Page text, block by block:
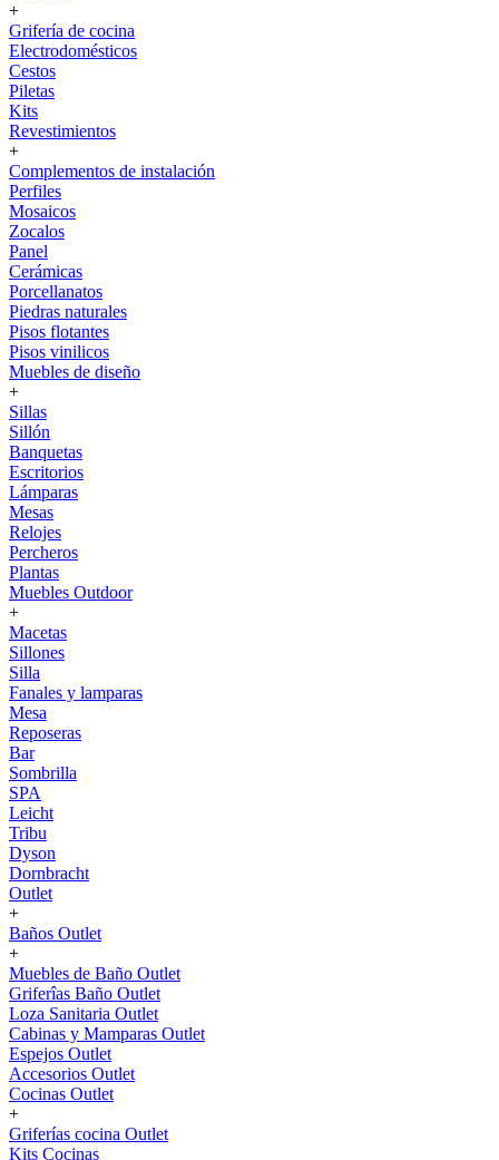
+
Grifería de cocina
Electrodomésticos
Cestos
Piletas
Kits
Revestimientos
+
Complementos de instalación
Perfiles
Mosaicos
Zocalos
Panel
Cerámicas
Porcellanatos
Piedras naturales
Pisos flotantes
Pisos vinilicos
Muebles de diseño
+
Sillas
Sillón
Banquetas
Escritorios
Lámparas
Mesas
Relojes
Percheros
Plantas
Muebles Outdoor
+
Macetas
Sillones
Silla
Fanales y lamparas
Mesa
Reposeras
Bar
Sombrilla
SPA
Leicht
Tribu
Dyson
Dornbracht
Outlet
+
Baños Outlet
+
Muebles de Baño Outlet
Griferîas Baño Outlet
Loza Sanitaria Outlet
Cabinas y Mamparas Outlet
Espejos Outlet
Accesorios Outlet
Cocinas Outlet
+
Griferías cocina Outlet
Kits Cocinas